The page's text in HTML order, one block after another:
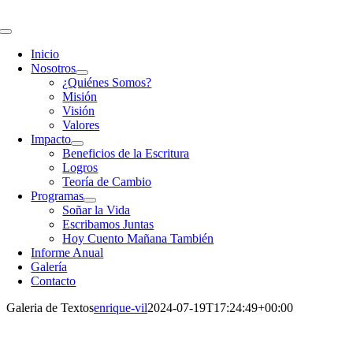
to
Toggle
Navigation
Inicio
Nosotros
¿Quiénes Somos?
Misión
Visión
Valores
Impacto
Beneficios de la Escritura
Logros
Teoría de Cambio
Programas
Soñar la Vida
Escribamos Juntas
Hoy Cuento Mañana También
Informe Anual
Galería
Contacto
Galeria de Textosenrique-vil2024-07-19T17:24:49+00:00